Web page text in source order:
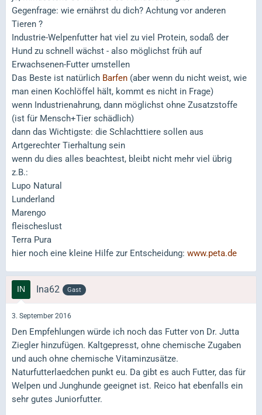
Gegenfrage: wie ernährst du dich? Achtung vor anderen
Tieren ?
Industrie-Welpenfutter hat viel zu viel Protein, sodaß der
Hund zu schnell wächst - also möglichst früh auf
Erwachsenen-Futter umstellen
Das Beste ist natürlich Barfen (aber wenn du nicht weist, wie
man einen Kochlöffel hält, kommt es nicht in Frage)
wenn Industrienahrung, dann möglichst ohne Zusatzstoffe
(ist für Mensch+Tier schädlich)
dann das Wichtigste: die Schlachttiere sollen aus
Artgerechter Tierhaltung sein
wenn du dies alles beachtest, bleibt nicht mehr viel übrig
z.B.:
Lupo Natural
Lunderland
Marengo
fleischeslust
Terra Pura
hier noch eine kleine Hilfe zur Entscheidung: www.peta.de
Ina62 Gast
3. September 2016
Den Empfehlungen würde ich noch das Futter von Dr. Jutta
Ziegler hinzufügen. Kaltgepresst, ohne chemische Zugaben
und auch ohne chemische Vitaminzusätze.
Naturfutterlaedchen punkt eu. Da gibt es auch Futter, das für
Welpen und Junghunde geeignet ist. Reico hat ebenfalls ein
sehr gutes Juniorfutter.